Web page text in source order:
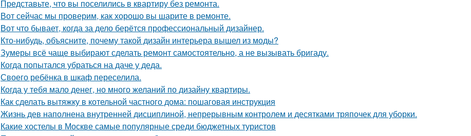
Представьте, что вы поселились в квартиру без ремонта.
Вот сейчас мы проверим, как хорошо вы шарите в ремонте.
Вот что бывает, когда за дело берётся профессиональный дизайнер.
Кто-нибудь, объясните, почему такой дизайн интерьера вышел из моды?
Зумеры всё чаще выбирают сделать ремонт самостоятельно, а не вызывать бригаду.
Когда попытался убраться на даче у деда.
Своего ребёнка в шкаф переселила.
Когда у тебя мало денег, но много желаний по дизайну квартиры.
Как сделать вытяжку в котельной частного дома: пошаговая инструкция
Жизнь дев наполнена внутренней дисциплиной, непрерывным контролем и десятками тряпочек для уборки.
Какие хостелы в Москве самые популярные среди бюджетных туристов